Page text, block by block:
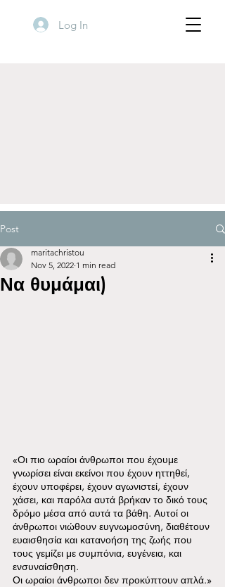
Log In
Post
Να θυμάμαι)
maritachristou
Nov 5, 2022 1 min read
«Οι πιο ωραίοι άνθρωποι που έχουμε
γνωρίσει είναι εκείνοι που έχουν ηττηθεί,
έχουν υποφέρει, έχουν αγωνιστεί, έχουν
χάσει, και παρόλα αυτά βρήκαν το δικό τους
δρόμο μέσα από αυτά τα βάθη. Αυτοί οι
άνθρωποι νιώθουν ευγνωμοσύνη, διαθέτουν
ευαισθησία και κατανοήση της ζωής που
τους γεμίζει με συμπόνια, ευγένεια, και
ενσυναίσθηση.
Οι ωραίοι άνθρωποι δεν προκύπτουν απλά.»